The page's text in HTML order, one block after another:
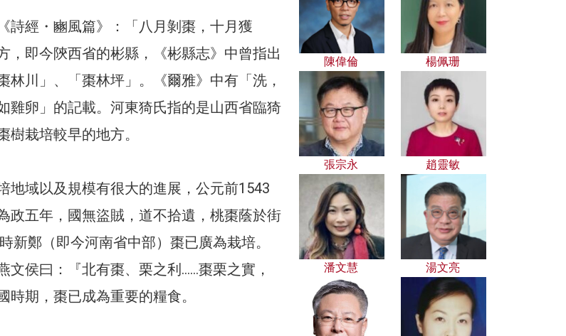
詩經・豳風篇》：「八月剝棗，十月獲
，即今陝西省的彬縣，《彬縣志》中曾指出
林川」、「棗林坪」。《爾雅》中有「洗，
雞卵」的記載。河東猗氏指的是山西省臨猗
栽培較早的地方。
地域以及規模有很大的進展，公元前1543
政五年，國無盜賊，道不拾遺，桃棗蔭於街
新鄭（即今河南省中部）棗已廣為栽培。
文侯曰：『北有棗、栗之利……棗栗之實，
期，棗已成為重要的糧食。
陳偉倫 楊佩珊
張宗永 趙靈敏
潘文慧 湯文亮